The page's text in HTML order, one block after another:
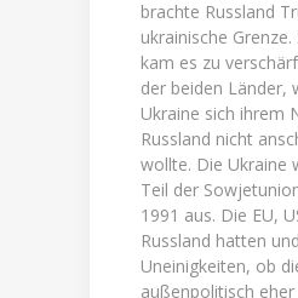
brachte Russland
ukrainische
kam es zu
der beiden Länder,
Ukraine sich ihrem
Russland nicht
wollte. Die Ukraine
Teil der
1991 aus. Die EU,
Russland hatten
Uneinigkeiten, ob
außenpolitisch eher